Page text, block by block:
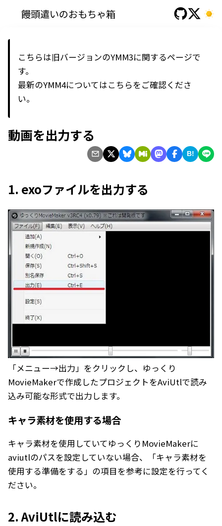
饅頭遣いのおもちゃ箱
こちらは旧バージョンのYMM3に関するページで
す。
最新のYMM4についてはこちらをご確認くださ
い。
動画を出力する
B!
1. exoファイルを出力する
「メニュー→出力」をクリックし、ゆっくり
MovieMakerで作成したプロジェクトをAviUtlで読み
込み可能な形式で出力します。
キャラ素材を使用する場合
キャラ素材を使用していてゆっくりMovieMakerに
aviutlのパスを設定していない場合、「キャラ素材を
使用する準備をする」の項目を参考に設定を行ってく
ださい。
2. AviUtlに読み込む